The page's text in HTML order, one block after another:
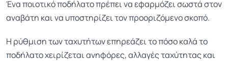
Ένα ποιοτικό ποδήλατο πρέπει να εφαρμόζει σωστά στον
αναβάτη και να υποστηρίζει τον προοριζόμενο σκοπό.
Η ρύθμιση των ταχυτήτων επηρεάζει το πόσο καλά το
ποδήλατο χειρίζεται ανηφόρες, αλλαγές ταχύτητας και